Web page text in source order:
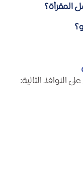
المقرأة؟
النوافذ التالية: